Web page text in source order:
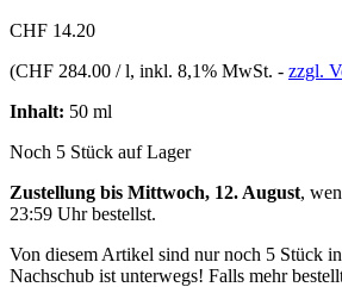
CHF 14.20
(CHF 284.00 / l, inkl. 8,1% MwSt. - zzgl.
Inhalt: 50 ml
Noch 5 Stück auf Lager
Zustellung bis Mittwoch, 12. August,
23:59 Uhrbestellst.
Von diesem Artikel sind nur noch 5 Stück
Nachschub ist unterwegs! Falls mehr